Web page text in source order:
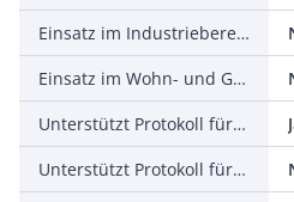
Einsatz im Industriebereich zulässig
Einsatz im Wohn- und Gewerbebereich zulässig
Unterstützt Protokoll für TCP/IP
Unterstützt Protokoll für PROFIBUS